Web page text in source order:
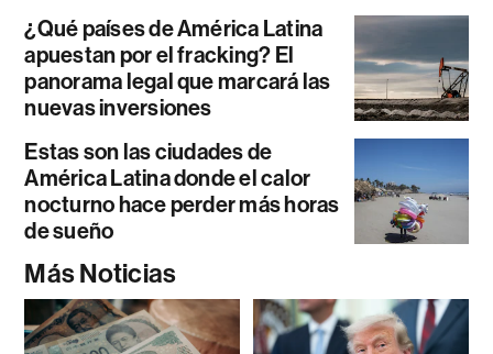
¿Qué países de América Latina
apuestan por el fracking? El
panorama legal que marcará las
nuevas inversiones
Estas son las ciudades de
América Latina donde el calor
nocturno hace perder más horas
de sueño
Más Noticias